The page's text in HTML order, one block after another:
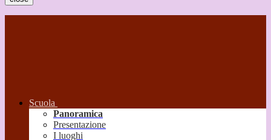
Scuola
Panoramica
Presentazione
I luoghi